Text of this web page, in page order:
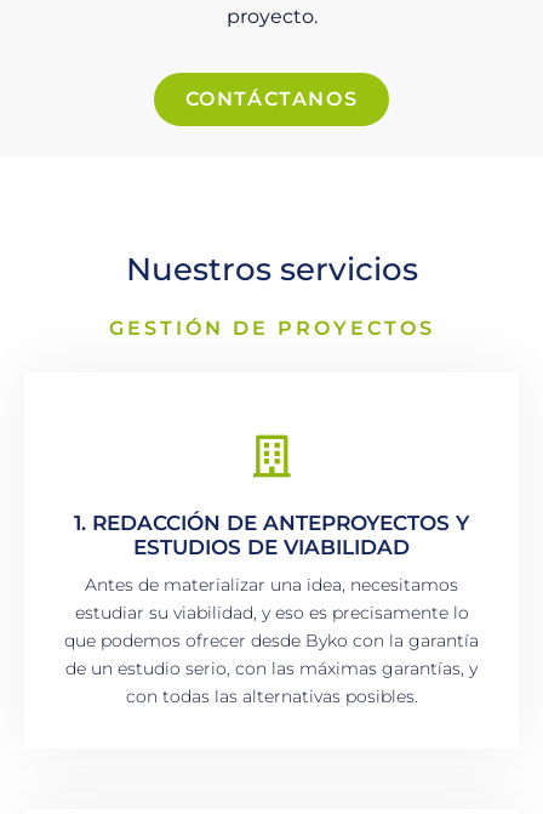
proyecto.
CONTÁCTANOS
Nuestros servicios
GESTIÓN DE PROYECTOS
1. REDACCIÓN DE ANTEPROYECTOS Y
ESTUDIOS DE VIABILIDAD
Antes de materializar una idea, necesitamos
estudiar su viabilidad, y eso es precisamente lo
que podemos ofrecer desde Byko con la garantía
de un estudio serio, con las máximas garantías, y
con todas las alternativas posibles.